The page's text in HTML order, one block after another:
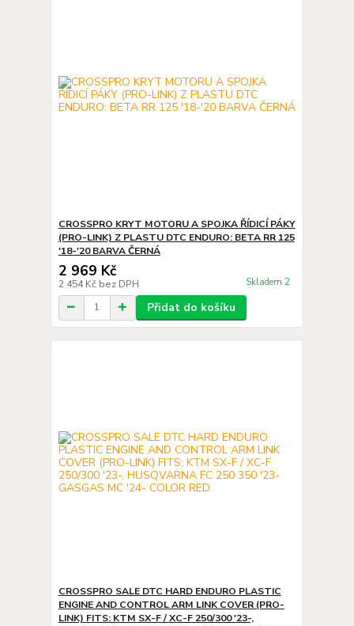
CROSSPRO KRYT MOTORU A SPOJKA ŘÍDICÍ PÁKY
(PRO-LINK) Z PLASTU DTC ENDURO: BETA RR 125
'18-'20 BARVA ČERNÁ
2 969 Kč
2 454 Kč bez DPH Skladem 2
Přidat do košíku
CROSSPRO SALE DTC HARD ENDURO PLASTIC
ENGINE AND CONTROL ARM LINK COVER (PRO-
LINK) FITS: KTM SX-F / XC-F 250/300 '23-,